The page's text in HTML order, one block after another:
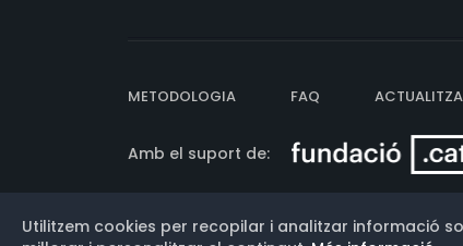
METODOLOGIA FAQ
Amb el suport de:
Versió: 3.13.0.202607011342
Utilitzem cookies per recopilar i analitzar informació